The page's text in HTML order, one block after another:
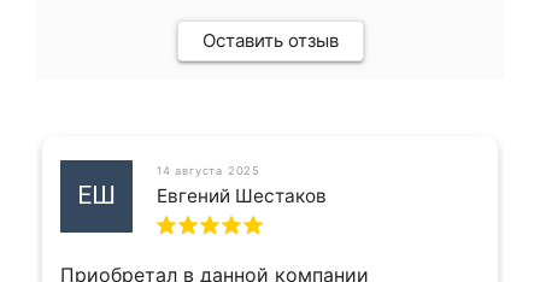
Оставить отзыв
ЕШ
14 августа 2025
Евгений Шестаков
Приобретал в данной компании